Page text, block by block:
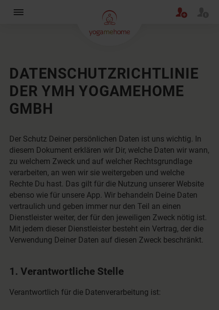
DATENSCHUTZRICHTLINIE
DER YMH YOGAMEHOME
GMBH
Der Schutz Deiner persönlichen Daten ist uns wichtig. In
diesem Dokument erklären wir Dir, welche Daten wir wann,
zu welchem Zweck und auf welcher Rechtsgrundlage
verarbeiten, an wen wir sie weitergeben und welche
Rechte Du hast. Das gilt für die Nutzung unserer Website
ebenso wie für unsere App. Wir behandeln Deine Daten
vertraulich und geben immer nur den Teil an einen
Dienstleister weiter, der für den jeweiligen Zweck nötig ist.
Mit jedem dieser Dienstleister besteht ein Vertrag, der die
Verwendung Deiner Daten auf diesen Zweck beschränkt.
1. Verantwortliche Stelle
Verantwortlich für die Datenverarbeitung ist: